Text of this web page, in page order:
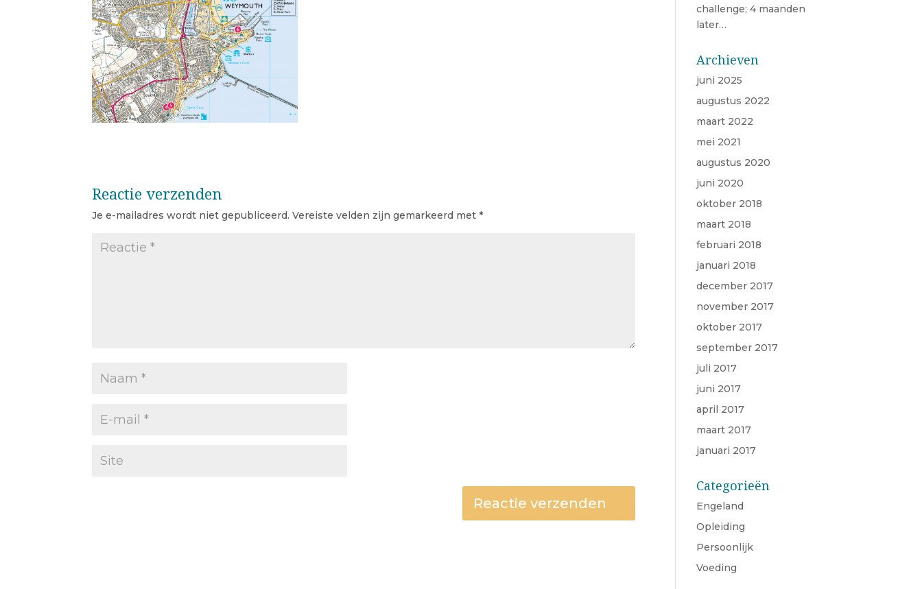
Reactie verzenden
Je e-mailadres wordt niet gepubliceerd. Vereiste velden zijn gemarkeerd met*
challenge; 4 maanden
later…
Archieven
juni 2025
augustus 2022
maart 2022
mei 2021
augustus 2020
juni 2020
oktober 2018
maart 2018
februari 2018
januari 2018
december 2017
november 2017
oktober 2017
september 2017
juli 2017
juni 2017
april 2017
maart 2017
januari 2017
Categorieën
Engeland
Opleiding
Persoonlijk
Voeding